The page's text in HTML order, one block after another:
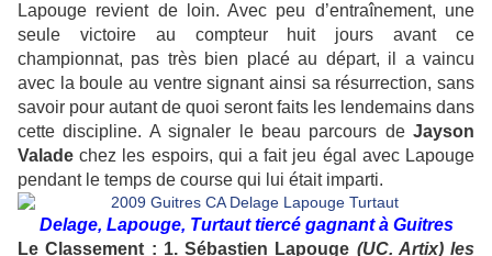
Lapouge revient de loin. Avec peu d’entraînement, une
seule victoire au compteur huit jours avant ce
championnat, pas très bien placé au départ, il a vaincu
avec la boule au ventre signant ainsi sa résurrection, sans
savoir pour autant de quoi seront faits les lendemains dans
cette discipline. A signaler le beau parcours de Jayson
Valade chez les espoirs, qui a fait jeu égal avec Lapouge
pendant le temps de course qui lui était imparti.
Delage, Lapouge, Turtaut tiercé gagnant à Guitres
Le Classement : 1. Sébastien Lapouge (UC. Artix) les